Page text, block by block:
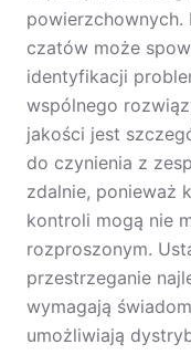
powierzchownych.
czatów może
identyfikacji
wspólnego
jakości jest
do czynienia z
zdalnie, ponieważ
kontroli mogą nie
rozproszonym.
przestrzeganie
wymagają
umożliwiają